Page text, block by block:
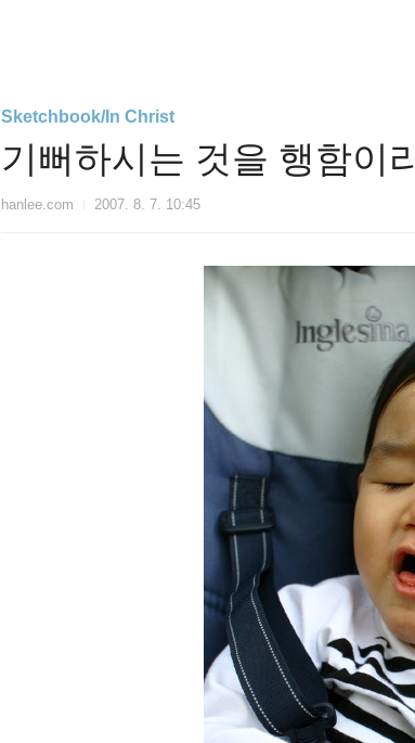
Sketchbook/In Christ
기뻐하시는 것을 행함이
hanlee.com 2007. 8. 7. 10:45